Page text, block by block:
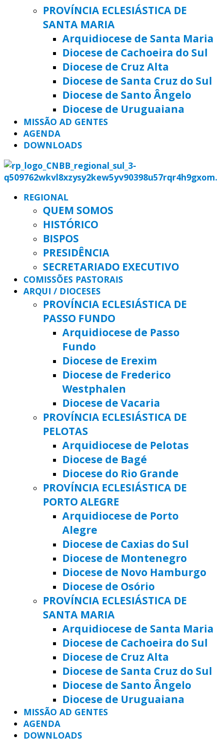
PROVÍNCIA ECLESIÁSTICA DE
SANTA MARIA
Arquidiocese de Santa Maria
Diocese de Cachoeira do Sul
Diocese de Cruz Alta
Diocese de Santa Cruz do Sul
Diocese de Santo Ângelo
Diocese de Uruguaiana
MISSÃO AD GENTES
AGENDA
DOWNLOADS
REGIONAL
QUEM SOMOS
HISTÓRICO
BISPOS
PRESIDÊNCIA
SECRETARIADO EXECUTIVO
COMISSÕES PASTORAIS
ARQUI / DIOCESES
PROVÍNCIA ECLESIÁSTICA DE
PASSO FUNDO
Arquidiocese de Passo
Fundo
Diocese de Erexim
Diocese de Frederico
Westphalen
Diocese de Vacaria
PROVÍNCIA ECLESIÁSTICA DE
PELOTAS
Arquidiocese de Pelotas
Diocese de Bagé
Diocese do Rio Grande
PROVÍNCIA ECLESIÁSTICA DE
PORTO ALEGRE
Arquidiocese de Porto
Alegre
Diocese de Caxias do Sul
Diocese de Montenegro
Diocese de Novo Hamburgo
Diocese de Osório
PROVÍNCIA ECLESIÁSTICA DE
SANTA MARIA
Arquidiocese de Santa Maria
Diocese de Cachoeira do Sul
Diocese de Cruz Alta
Diocese de Santa Cruz do Sul
Diocese de Santo Ângelo
Diocese de Uruguaiana
MISSÃO AD GENTES
AGENDA
DOWNLOADS